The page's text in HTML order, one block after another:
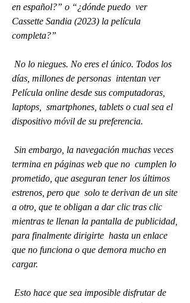
en español?” o “¿dónde puedo  ver
Cassette Sandia (2023) la película
completa?”
días, millones de personas  intentan ver
Película online desde sus computadoras,
laptops,  smartphones, tablets o cual sea el
dispositivo móvil de su preferencia.
termina en páginas web que no  cumplen lo
prometido, que aseguran tener los últimos
estrenos, pero que  solo te derivan de un site
a otro, que te obligan a dar clic tras clic
mientras te llenan la pantalla de publicidad,
para finalmente dirigirte  hasta un enlace
que no funciona o que demora mucho en
cargar.